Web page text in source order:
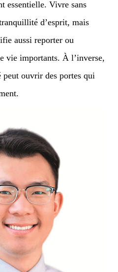
essentielle. Vivre sans
d’esprit, mais
aussi reporter ou
vie importants. À l’inverse,
peut ouvrir des portes qui